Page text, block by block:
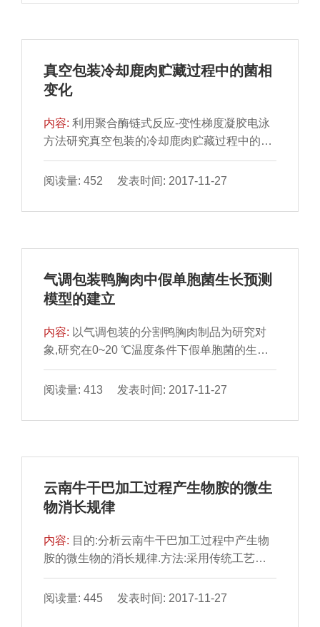
4℃冷藏的货架期,提高其在冷藏过程中鲢鱼鱼
性、黏聚性、咀嚼度和白度的稳定性.
真空包装冷却鹿肉贮藏过程中的菌相
变化
内容:利用聚合酶链式反应-变性梯度凝胶电泳
方法研究真空包装的冷却鹿肉贮藏过程中的菌
相变化.将冷却鹿肉真空包装贮藏于0~2℃条件
下,每隔5 d取出,利用细菌试剂盒提取细菌DNA,
同时对16S rDNA V3区的DGGE图谱进行割胶
菌、斯氏普罗威登斯菌,棕色类香味菌,乳酸发
阅读量: 452 发表时间: 2017-11-27
气调包装鸭胸肉中假单胞菌生长预测
模型的建立
内容: 以气调包装的分割鸭胸肉制品为研究对
象,研究在0~20 ℃温度条件下假单胞菌的生长
预测模型.结果表明:根据5 ℃温度下的挥发性盐
基氮值、菌落总数、假单胞菌落数、感官评价
2(lg(CFU/g)).Gompertz一级模型可以很准确地
的实际值和预测值生长曲线,重合度较好.验证
(Bf)均在1左右,模型拟合效果较好.用平方根模
型构建了假单胞菌的二级模型,描述了最大比生
阅读量: 413 发表时间: 2017-11-27
云南牛干巴加工过程产生物胺的微生
物消长规律
内容: 目的:分析云南牛干巴加工过程中产生物
胺的微生物的消长规律.方法:采用传统工艺加
工牛干巴,并于腌制前、腌制中期、腌制后期、
成熟1个月、成熟2个月及成熟3个月取样,用选
阅读量: 445 发表时间: 2017-11-27